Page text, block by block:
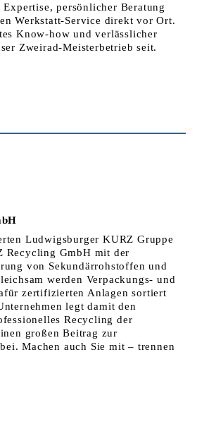
persönlicher Beratung
Werkstatt-Service direkt vor Ort.
Know-how und verlässlicher
Zweirad-Meisterbetrieb seit.
Ludwigsburger KURZ Gruppe
Recycling GmbH mit der
von Sekundärrohstoffen und
werden Verpackungs- und
zertifizierten Anlagen sortiert
legt damit den
Recycling der
großen Beitrag zur
Machen auch Sie mit – trennen